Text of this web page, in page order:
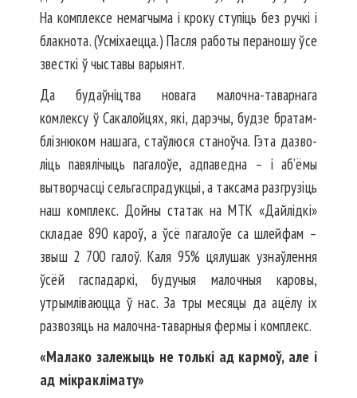
На комплексе немагчыма і кроку ступіць без ручкі і
блакнота. (Усміхаецца.) Пасля работы пераношу ўсе
звесткі ў чыставы варыянт.
Да будаўніцтва новага малоч­на-таварнага
комлексу ў Сака­­лойцях, які, дарэчы, будзе бра­там-
блізнюком нашага, стаўлюся станоўча. Гэта дазво­
ліць павя­лічыць пагалоўе, адпаведна – і аб’ёмы
вытворчасці сельгас­прадукцыі, а таксама разгрузіць
наш комплекс. Дойны статак на МТК «Дайлідкі»
складае 890 кароў, а ўсё пагалоўе са шлейфам –
звыш 2 700 галоў. Каля 95% цялушак узнаўлення
ўсёй гаспадаркі, будучыя малочныя каровы,
утрымліваюцца ў нас. За тры месяцы да ацёлу іх
развозяць на малочна-таварныя фермы і комп­лекс.
«Малако залежыць не толькі ад кармоў, але і
ад мікраклімату»